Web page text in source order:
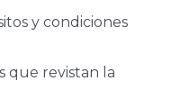
y condiciones
que revistan la